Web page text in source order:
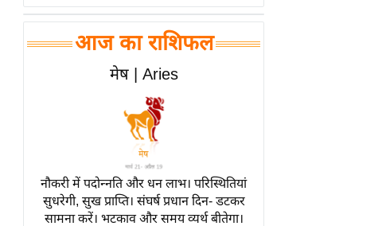
मनोरंजन जगत
बॉलीवुड
हॉलीवुड
Breaking
लाइफस्टाइल
टेक्नॉलॉजी
ब्यूटी/फैशन
आज का राशिफल
मेष | Aries
नौकरी में पदोन्नति और धन लाभ। परिस्थितियां
सुधरेगी, सुख प्राप्ति। संघर्ष प्रधान दिन- डटकर
सामना करें। भटकाव और समय व्यर्थ बीतेगा।